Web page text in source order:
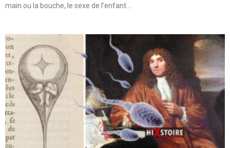
main ou la bouche, le sexe de l’enfant…